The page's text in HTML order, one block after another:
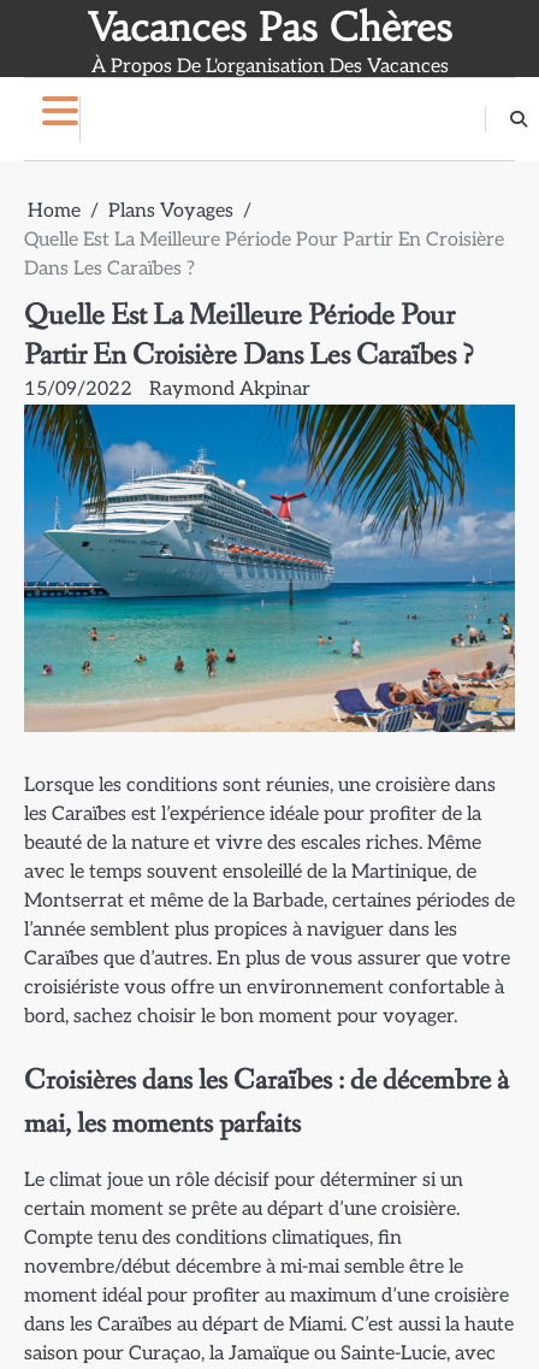
Vacances Pas Chères
À Propos De L'organisation Des Vacances
Home
Plans Voyages
Quelle Est La Meilleure Période Pour Partir En Croisière
Dans Les Caraïbes ?
Quelle Est La Meilleure Période Pour
Partir En Croisière Dans Les Caraïbes ?
15/09/2022 Raymond Akpinar
Lorsque les conditions sont réunies, une croisière dans
les Caraïbes est l’expérience idéale pour profiter de la
beauté de la nature et vivre des escales riches. Même
avec le temps souvent ensoleillé de la Martinique, de
Montserrat et même de la Barbade, certaines périodes de
l’année semblent plus propices à naviguer dans les
Caraïbes que d’autres. En plus de vous assurer que votre
croisiériste vous offre un environnement confortable à
bord, sachez choisir le bon moment pour voyager.
Croisières dans les Caraïbes : de décembre à
mai, les moments parfaits
Le climat joue un rôle décisif pour déterminer si un
certain moment se prête au départ d’une croisière.
Compte tenu des conditions climatiques, fin
novembre/début décembre à mi-mai semble être le
moment idéal pour profiter au maximum d’une croisière
dans les Caraïbes au départ de Miami. C’est aussi la haute
saison pour Curaçao, la Jamaïque ou Sainte-Lucie, avec